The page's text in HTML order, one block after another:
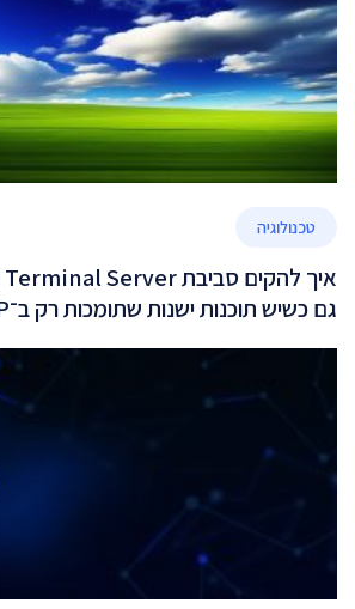
טכנולוגיה
גם כשיש תוכנות ישנות שתומכות רק ב־Windows XP